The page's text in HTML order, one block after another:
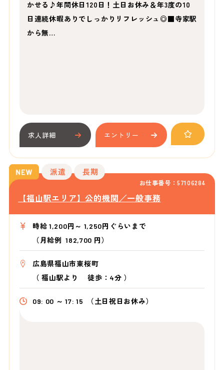
かせる♪年間休日120日！土日お休み＆年3度の10
日連続休暇ありでしっかりリフレッシュ◎■寺家駅
から無…
求人詳細 エントリー
お仕事番号：57106284
派遣 長期
【福山駅エリア】公的機関／一般事務
時給 1,200円～ 1,250円ぐらいまで
（月給例 182,700 円）
広島県福山市東桜町
（福山駅より徒歩：4分 ）
09: 00 ～ 17: 15 （土日祝日お休み）